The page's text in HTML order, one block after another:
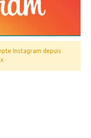
Instagram depuis